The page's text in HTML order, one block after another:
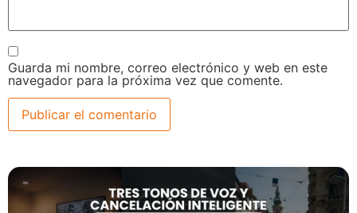
Guarda mi nombre, correo electrónico y web en este
navegador para la próxima vez que comente.